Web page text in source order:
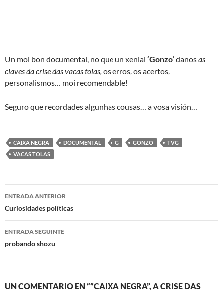
Un moi bon documental, no que un xenial ‘Gonzo’ danosas
claves da crise das vacas tolas, os erros, os acertos,
personalismos… moi recomendable!
Seguro que recordades algunhas cousas… a vosa visión…
CAIXA NEGRA DOCUMENTAL G GONZO
TVG
VACAS TOLAS
Navegación
de
artigos
ENTRADA ANTERIOR
Curiosidades políticas
ENTRADA SEGUINTE
probando shozu
UN COMENTARIO EN ““CAIXA NEGRA”, A CRISE DAS